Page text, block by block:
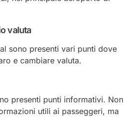
valuta
sono presenti vari punti dove
e cambiare valuta.
presenti punti informativi. Non
utili ai passeggeri, ma